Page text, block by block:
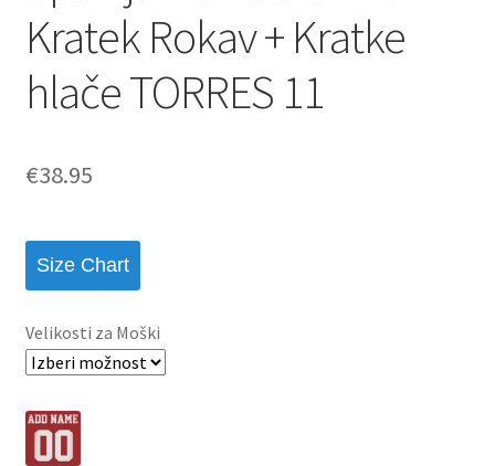
Kratek Rokav + Kratke
hlače TORRES 11
€38.95
Size Chart
Velikosti za Moški